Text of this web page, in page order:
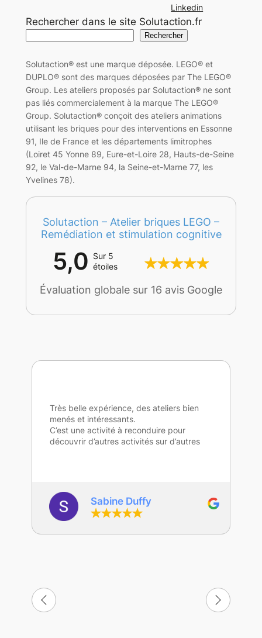
Linkedin
Rechercher dans le site Solutaction.fr
Rechercher
Solutaction® est une marque déposée. LEGO® et
DUPLO® sont des marques déposées par The LEGO®
Group. Les ateliers proposés par Solutaction® ne sont
pas liés commercialement à la marque The LEGO®
Group. Solutaction® conçoit des ateliers animations
utilisant les briques pour des interventions en Essonne
91, Ile de France et les départements limitrophes
(Loiret 45 Yonne 89, Eure-et-Loire 28, Hauts-de-Seine
92, le Val-de-Marne 94, la Seine-et-Marne 77, les
Yvelines 78).
Solutaction – Atelier briques LEGO –
Remédiation et stimulation cognitive
5,0 Sur 5
étoiles
Évaluation globale sur 16 avis Google
Sabine Duffy
Très belle expérience, des ateliers bien
menés et intéressants.
C’est une activité à reconduire pour
découvrir d’autres activités sur d’autres